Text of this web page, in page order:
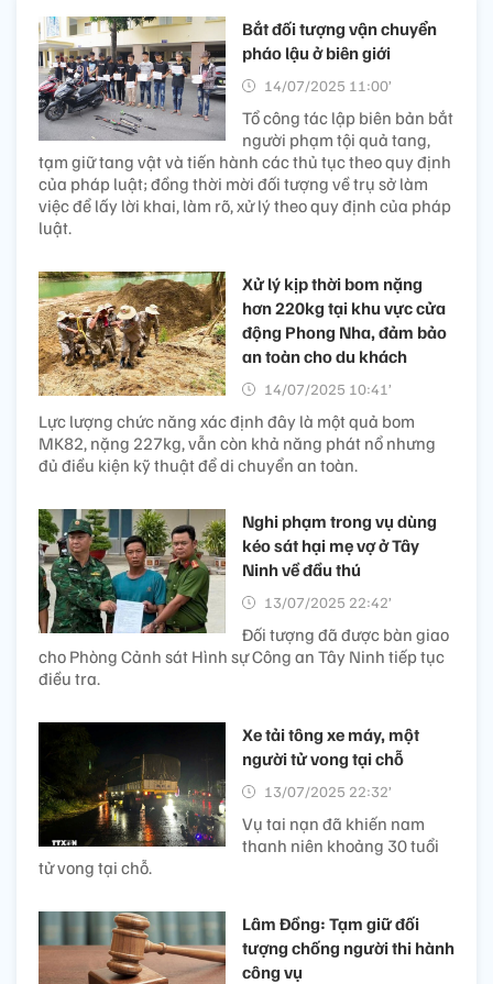
Bắt đối tượng vận chuyển
pháo lậu ở biên giới
14/07/2025 11:00’
Tổ công tác lập biên bản bắt
người phạm tội quả tang,
tạm giữ tang vật và tiến hành các thủ tục theo quy định
của pháp luật; đồng thời mời đối tượng về trụ sở làm
việc để lấy lời khai, làm rõ, xử lý theo quy định của pháp
luật.
Xử lý kịp thời bom nặng
hơn 220kg tại khu vực cửa
động Phong Nha, đảm bảo
an toàn cho du khách
14/07/2025 10:41’
Lực lượng chức năng xác định đây là một quả bom
MK82, nặng 227kg, vẫn còn khả năng phát nổ nhưng
đủ điều kiện kỹ thuật để di chuyển an toàn.
Nghi phạm trong vụ dùng
kéo sát hại mẹ vợ ở Tây
Ninh về đầu thú
13/07/2025 22:42’
Đối tượng đã được bàn giao
cho Phòng Cảnh sát Hình sự Công an Tây Ninh tiếp tục
điều tra.
Xe tải tông xe máy, một
người tử vong tại chỗ
13/07/2025 22:32’
Vụ tai nạn đã khiến nam
thanh niên khoảng 30 tuổi
tử vong tại chỗ.
Lâm Đồng: Tạm giữ đối
tượng chống người thi hành
công vụ